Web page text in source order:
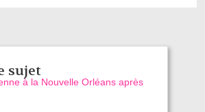
sujet
à la Nouvelle Orléans après